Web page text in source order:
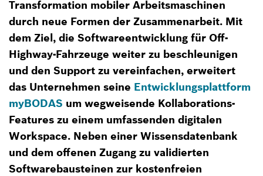
Transformation mobiler Arbeitsmaschinen
durch neue Formen der Zusammenarbeit. Mit
dem Ziel, die Softwareentwicklung für Off-
Highway-Fahrzeuge weiter zu beschleunigen
und den Support zu vereinfachen, erweitert
das Unternehmen seine Entwicklungsplattform
myBODAS um wegweisende Kollaborations-
Features zu einem umfassenden digitalen
Workspace. Neben einer Wissensdatenbank
und dem offenen Zugang zu validierten
Softwarebausteinen zur kostenfreien